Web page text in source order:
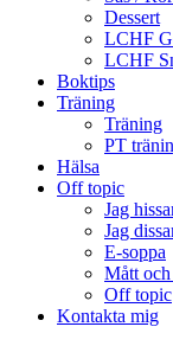
Dessert
LCHF
LCHF
Boktips
Träning
Träning
PT
Hälsa
Off topic
Jag
Jag
E-soppa
Mått
Off topic
Kontakta mig